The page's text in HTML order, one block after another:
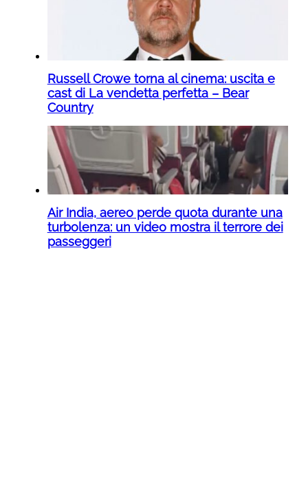
Russell Crowe torna al cinema: uscita e
cast di La vendetta perfetta – Bear
Country
Air India, aereo perde quota durante una
turbolenza: un video mostra il terrore dei
passeggeri